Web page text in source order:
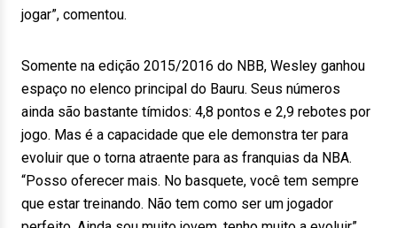
jogar”, comentou.
Somente na edição 2015/2016 do NBB, Wesley ganhou
espaço no elenco principal do Bauru. Seus números
ainda são bastante tímidos: 4,8 pontos e 2,9 rebotes por
jogo. Mas é a capacidade que ele demonstra ter para
evoluir que o torna atraente para as franquias da NBA.
“Posso oferecer mais. No basquete, você tem sempre
que estar treinando. Não tem como ser um jogador